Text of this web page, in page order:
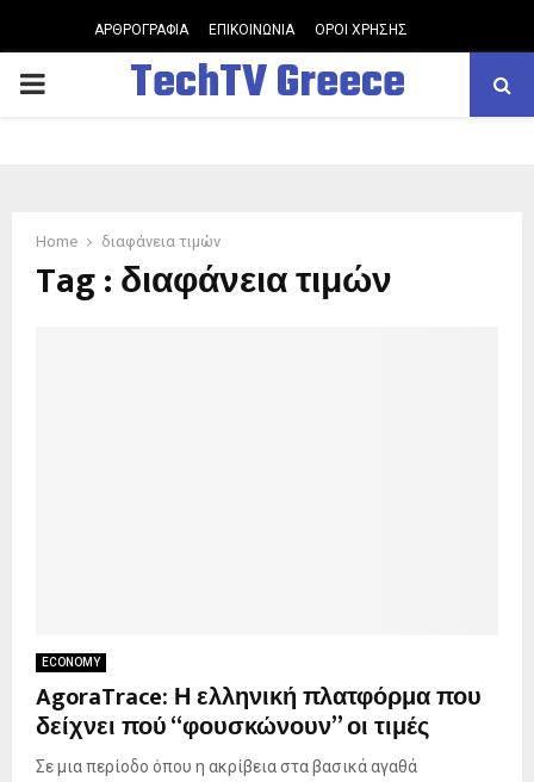
ΑΡΘΡΟΓΡΑΦΙΑ ΕΠΙΚΟΙΝΩΝΙΑ ΟΡΟΙ ΧΡΗΣΗΣ
PRIMARY TechTV Greece
Home διαφάνεια τιμών
Tag : διαφάνεια τιμών
ECONOMY
AgoraTrace: Η ελληνική πλατφόρμα που
δείχνει πού “φουσκώνουν” οι τιμές
Σε μια περίοδο όπου η ακρίβεια στα βασικά αγαθά